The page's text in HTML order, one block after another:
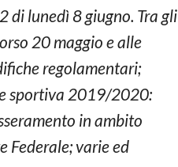
di lunedì 8 giugno. Tra gli
20 maggio e alle
regolamentari;
sportiva 2019/2020:
in ambito
Federale; varie ed